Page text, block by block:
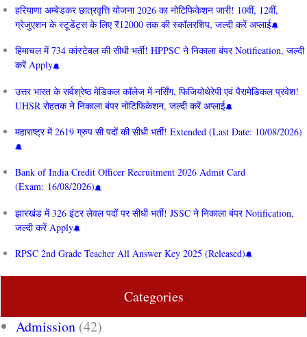
हरियाणा अम्बेडकर छात्रवृत्ति योजना 2026 का नोटिफिकेशन जारी! 10वीं, 12वीं,
ग्रेजुएशन के स्टूडेंट्स के लिए ₹12000 तक की स्कॉलरशिप, जल्दी करें अप्लाई
हिमाचल में 734 कांस्टेबल की सीधी भर्ती! HPPSC ने निकाला बंपर Notification, जल्दी
करें Apply
उत्तर भारत के सर्वश्रेष्ठ मेडिकल कॉलेज में नर्सिंग, फिजियोथेरेपी एवं पैरामेडिकल प्रवेश!
UHSR रोहतक ने निकाला बंपर नोटिफिकेशन, जल्दी करें अप्लाई
महाराष्ट्र में 2619 ग्रुप सी पदों की सीधी भर्ती! Extended (Last Date: 10/08/2026)
Bank of India Credit Officer Recruitment 2026 Admit Card
(Exam: 16/08/2026)
झारखंड में 326 इंटर लेवल पदों पर सीधी भर्ती! JSSC ने निकाला बंपर Notification,
जल्दी करें Apply
RPSC 2nd Grade Teacher All Answer Key 2025 (Released)
Categories
Admission (42)